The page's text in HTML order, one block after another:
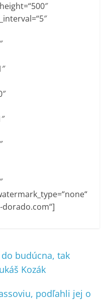
budúcna, tak
Kozák
podľahli jej o